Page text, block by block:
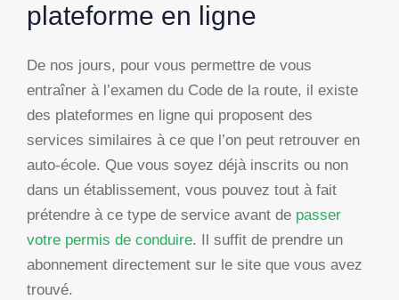
plateforme en ligne
De nos jours, pour vous permettre de vous
entraîner à l’examen du Code de la route, il existe
des plateformes en ligne qui proposent des
services similaires à ce que l’on peut retrouver en
auto-école. Que vous soyez déjà inscrits ou non
dans un établissement, vous pouvez tout à fait
prétendre à ce type de service avant de passer
votre permis de conduire. Il suffit de prendre un
abonnement directement sur le site que vous avez
trouvé.